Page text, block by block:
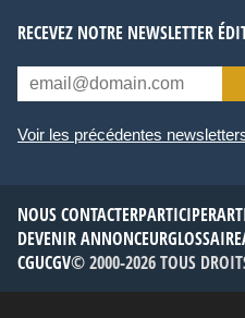
RECEVEZ NOTRE NEWSLETTER
Voir les précédentes
NOUS CONTACTERPARTICIPER
DEVENIR ANNONCEURGLOSSAIRE
CGUCGV© 2000-2026 TOUS